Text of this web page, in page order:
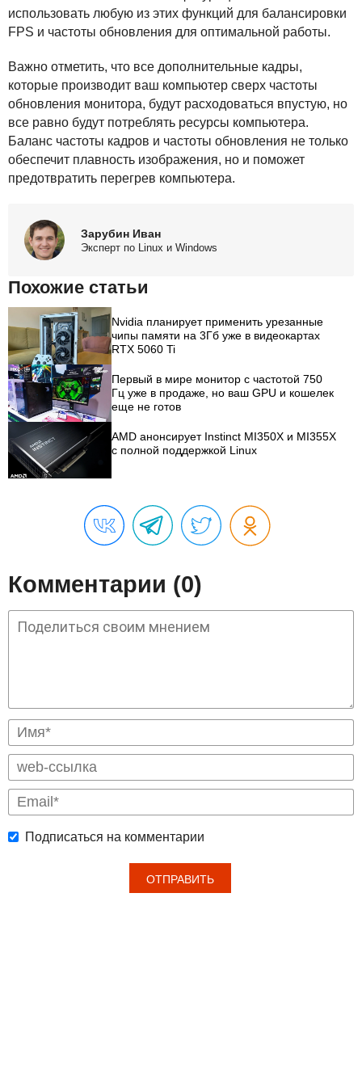
использовать любую из этих функций для балансировки
FPS и частоты обновления для оптимальной работы.
Важно отметить, что все дополнительные кадры,
которые производит ваш компьютер сверх частоты
обновления монитора, будут расходоваться впустую, но
все равно будут потреблять ресурсы компьютера.
Баланс частоты кадров и частоты обновления не только
обеспечит плавность изображения, но и поможет
предотвратить перегрев компьютера.
Зарубин Иван
Эксперт по Linux и Windows
Похожие статьи
Nvidia планирует применить урезанные
чипы памяти на 3Гб уже в видеокартах
RTX 5060 Ti
Первый в мире монитор с частотой 750
Гц уже в продаже, но ваш GPU и кошелек
еще не готов
AMD анонсирует Instinct MI350X и MI355X
с полной поддержкой Linux
Комментарии (0)
Подписаться на комментарии